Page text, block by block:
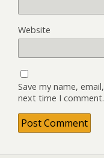
Website
Save my name,
next time I comment.